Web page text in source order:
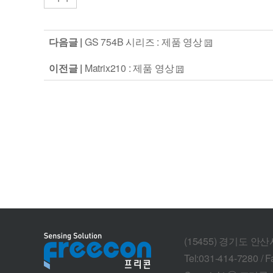
다음글 | GS 754B 시리즈 : 제품 영상
이전글 | Matrix210 : 제품 영상
(15455) 경기도 안
Tel:031-414-7280 /